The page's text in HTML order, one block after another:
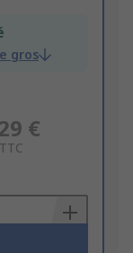
gros
€
TTC